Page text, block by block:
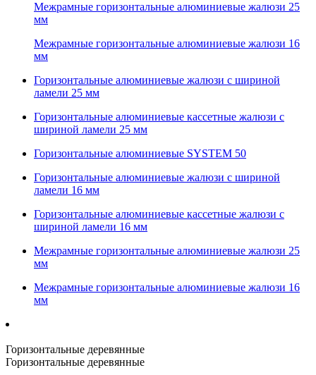
Межрамные горизонтальные алюминиевые жалюзи 25
мм
Межрамные горизонтальные алюминиевые жалюзи 16
мм
Горизонтальные алюминиевые жалюзи с шириной
ламели 25 мм
Горизонтальные алюминиевые кассетные жалюзи с
шириной ламели 25 мм
Горизонтальные алюминиевые SYSTEM 50
Горизонтальные алюминиевые жалюзи с шириной
ламели 16 мм
Горизонтальные алюминиевые кассетные жалюзи с
шириной ламели 16 мм
Межрамные горизонтальные алюминиевые жалюзи 25
мм
Межрамные горизонтальные алюминиевые жалюзи 16
мм
Горизонтальные деревянные
Горизонтальные деревянные